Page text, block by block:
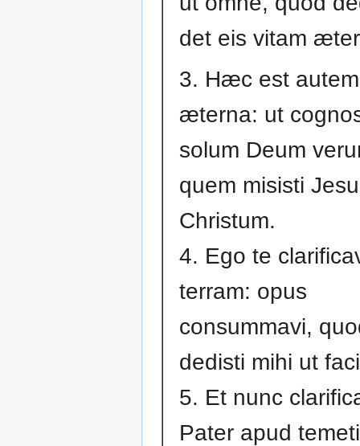
det eis vitam
3. Hæc est
æterna: ut
solum Deum
quem misisti
Christum.
4. Ego te
terram: opus
consummavi,
dedisti mihi ut
5. Et nunc
Pater apud